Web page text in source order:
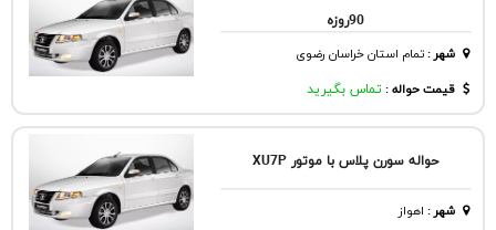
90روزه
شهر:تمام استان خراسان رضوی
قیمت حواله : تماس بگیرید
حواله سورن پلاس با موتور XU7P
شهر: اهواز